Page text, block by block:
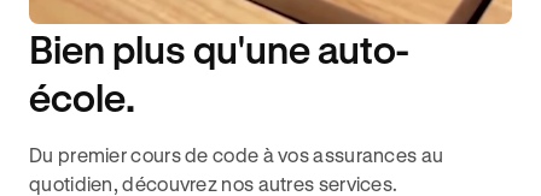
DISPONIBILITÉ 6J/7
Bien plus qu'une auto-
école.
Du premier cours de code à vos assurances au
quotidien, découvrez nos autres services.